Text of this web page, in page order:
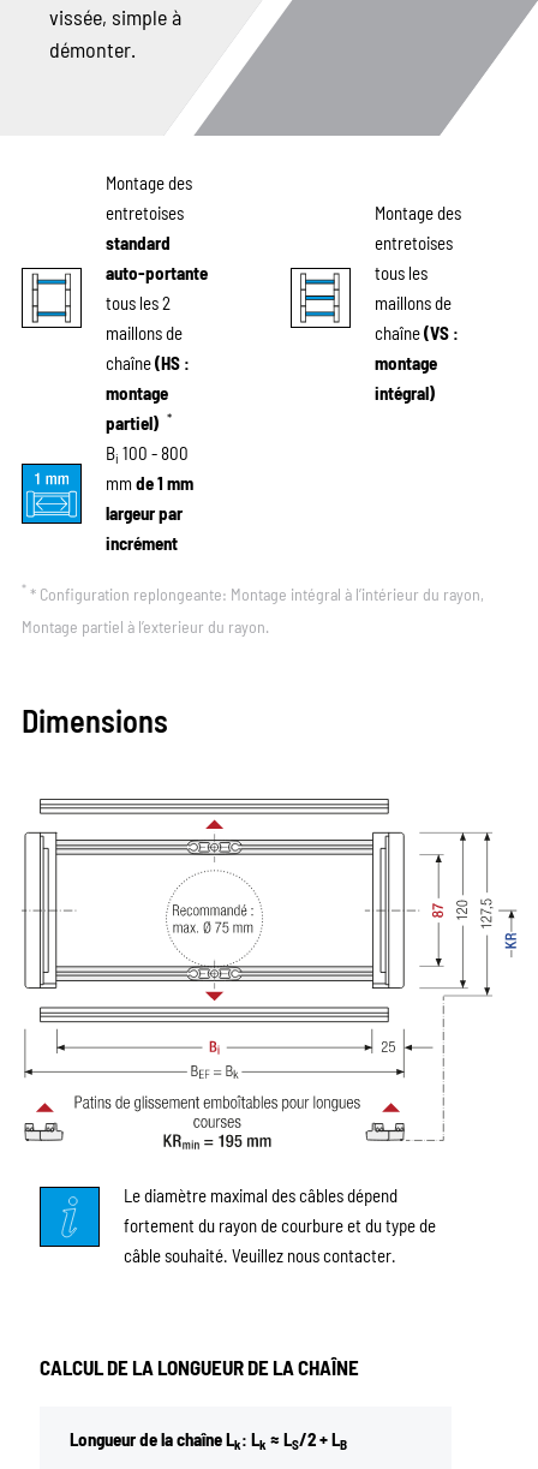
vissée, simple à
démonter.
Montage des
entretoises
standard
auto-portante
tous les 2
maillons de
chaîne(HS :
montage
partiel) *
Montage des
entretoises
tous les
maillons de
chaîne(VS :
montage
intégral)
Bi 100 - 800
mmde 1 mm
largeur par
incrément
** Configuration replongeante: Montage intégral à l’intérieur du rayon,
Montage partiel à l’exterieur du rayon.
Dimensions
Le diamètre maximal des câbles dépend
fortement du rayon de courbure et du type de
câble souhaité. Veuillez nous contacter.
CALCUL DE LA LONGUEUR DE LA CHAÎNE
Longueur de la chaîne Lk: Lk ≈ LS/2 + LB